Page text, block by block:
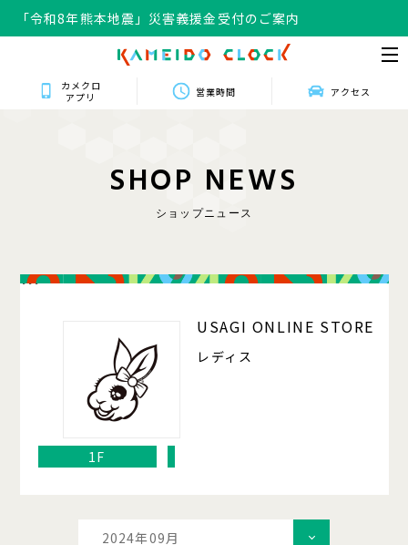
「令和8年熊本地震」災害義援金受付のご案内
カメクロ
アプリ
営業時間 アクセス
SHOP NEWS
ショップニュース
111
USAGI ONLINE STORE
レディス
1F
2024年09月